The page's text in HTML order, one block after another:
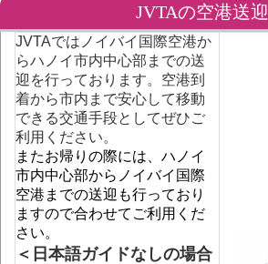
JVTAの空港送迎
JVTAではノイバイ国際空港か
らハノイ市内中心部までの送
迎を行っております。空港到
着から市内まで安心して移動
できる交通手段としてぜひご
利用ください。
またお帰りの際には、ハノイ
市内中心部からノイバイ国際
空港までの送迎も行っており
ますので合わせてご利用くだ
さい。
＜日本語ガイドなしの場合